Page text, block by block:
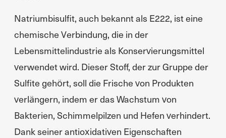
Natriumbisulfit, auch bekannt als E222, ist eine
chemische Verbindung, die in der
Lebensmittelindustrie als Konservierungsmittel
verwendet wird. Dieser Stoff, der zur Gruppe der
Sulfite gehört, soll die Frische von Produkten
verlängern, indem er das Wachstum von
Bakterien, Schimmelpilzen und Hefen verhindert.
Dank seiner antioxidativen Eigenschaften